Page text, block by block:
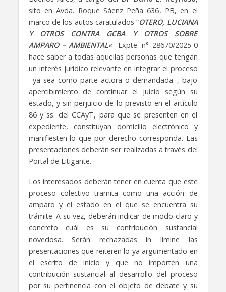
sito en Avda. Roque Sáenz Peña 636, PB, en el
marco de los autos caratulados “OTERO, LUCIANA
Y OTROS CONTRA GCBA Y OTROS SOBRE
AMPARO – AMBIENTAL«- Expte. n° 28670/2025-0
hace saber a todas aquellas personas que tengan
un interés jurídico relevante en integrar el proceso
–ya sea como parte actora o demandada–, bajo
apercibimiento de continuar el juicio según su
estado, y sin perjuicio de lo previsto en el artículo
86 y ss. del CCAyT, para que se presenten en el
expediente, constituyan domicilio electrónico y
manifiesten lo que por derecho corresponda. Las
presentaciones deberán ser realizadas a través del
Portal de Litigante.
Los interesados deberán tener en cuenta que este
proceso colectivo tramita como una acción de
amparo y el estado en el que se encuentra su
trámite. A su vez, deberán indicar de modo claro y
concreto cuál es su contribución sustancial
novedosa. Serán rechazadas in límine las
presentaciones que reiteren lo ya argumentado en
el escrito de inicio y que no importen una
contribución sustancial al desarrollo del proceso
por su pertinencia con el objeto de debate y su